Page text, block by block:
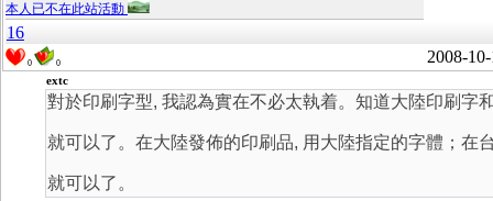
本人已不在此站活動
16
0 0 2008-
extc
對於印刷字型, 我認為實在不必太執着。知道大陸印刷字
就可以了。在大陸發佈的印刷品, 用大陸指定的字體；在
就可以了。